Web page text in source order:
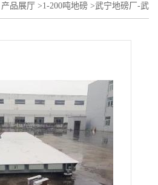
产品展厅 >1-200吨地磅 >武宁地磅厂-武